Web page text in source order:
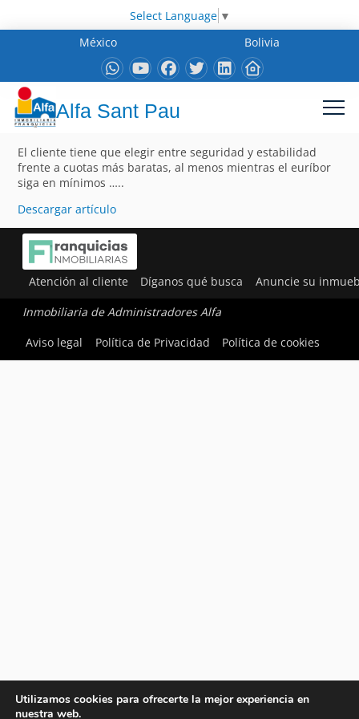
Select Language ▼
México
Bolivia
Alfa Sant Pau
El cliente tiene que elegir entre seguridad y estabilidad
frente a cuotas más baratas, al menos mientras el euríbor
siga en mínimos …..
Descargar artículo
Atención al cliente Díganos qué busca Anuncie su
Inmobiliaria de Administradores Alfa
Aviso legal
Política de Privacidad Política de cookies
Utilizamos cookies para ofrecerte la mejor experiencia en
nuestra web.